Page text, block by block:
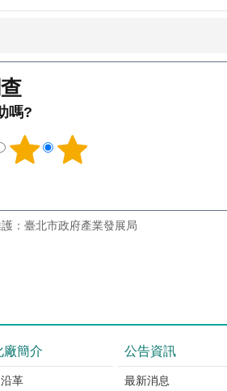
嗎?
：臺北市政府產業發展局
廠簡介
革
公告資訊
最新消息